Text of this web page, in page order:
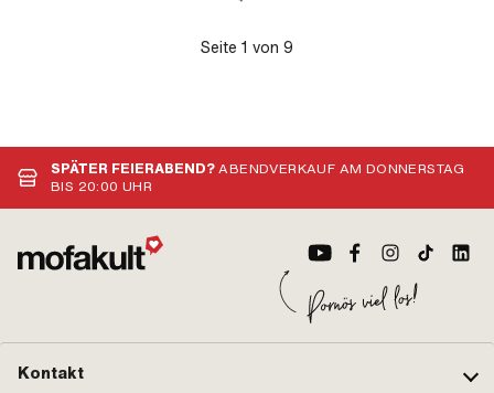
Seite 1 von 9
SPÄTER FEIERABEND?ABENDVERKAUF AM DONNERSTAG
BIS 20:00 UHR
Kontakt